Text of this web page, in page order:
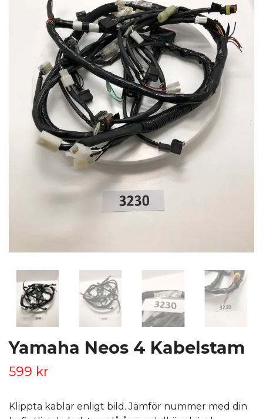
Yamaha Neos 4 Kabelstam
599 kr
Klippta kablar enligt bild. Jämför nummer med din